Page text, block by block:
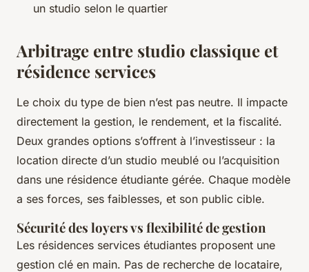
un studio selon le quartier
Arbitrage entre studio classique et
résidence services
Le choix du type de bien n’est pas neutre. Il impacte
directement la gestion, le rendement, et la fiscalité.
Deux grandes options s’offrent à l’investisseur : la
location directe d’un studio meublé ou l’acquisition
dans une résidence étudiante gérée. Chaque modèle
a ses forces, ses faiblesses, et son public cible.
Sécurité des loyers vs flexibilité de gestion
Les résidences services étudiantes proposent une
gestion clé en main. Pas de recherche de locataire,